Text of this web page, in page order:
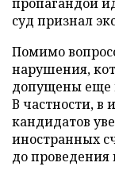
суд признал
Помимо
нарушения,
допущены еще
В частности, в
кандидатов
иностранных
до проведения